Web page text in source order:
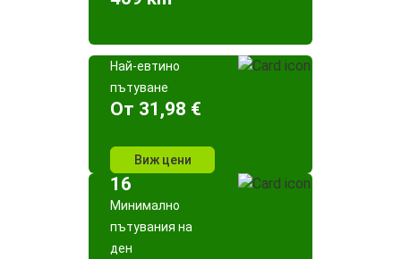
Най-евтино
пътуване
Oт 31,98 €
Виж цени
16
Минимално
пътувания на
ден